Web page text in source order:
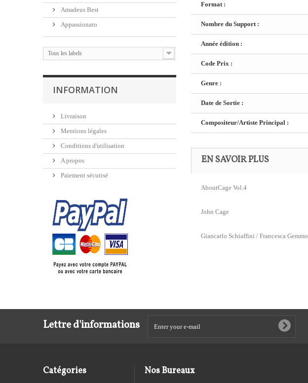
Amadeus Best
Appassionato
Tous les labels
INFORMATION
Livraison
Mentions légales
Conditions d'utilisation
A propos
Paiement sécurisé
Format :
Nombre du Support :
Année édition :
Code Prix :
Genre :
Date de Sortie :
Compositeur/Artiste Principal :
EN SAVOIR PLUS
AboutCage Vol.4
John Cage
Giancarlo Schiaffini / Francesca Gemmo
Lettre d'informations
Catégories Nos Bureaux